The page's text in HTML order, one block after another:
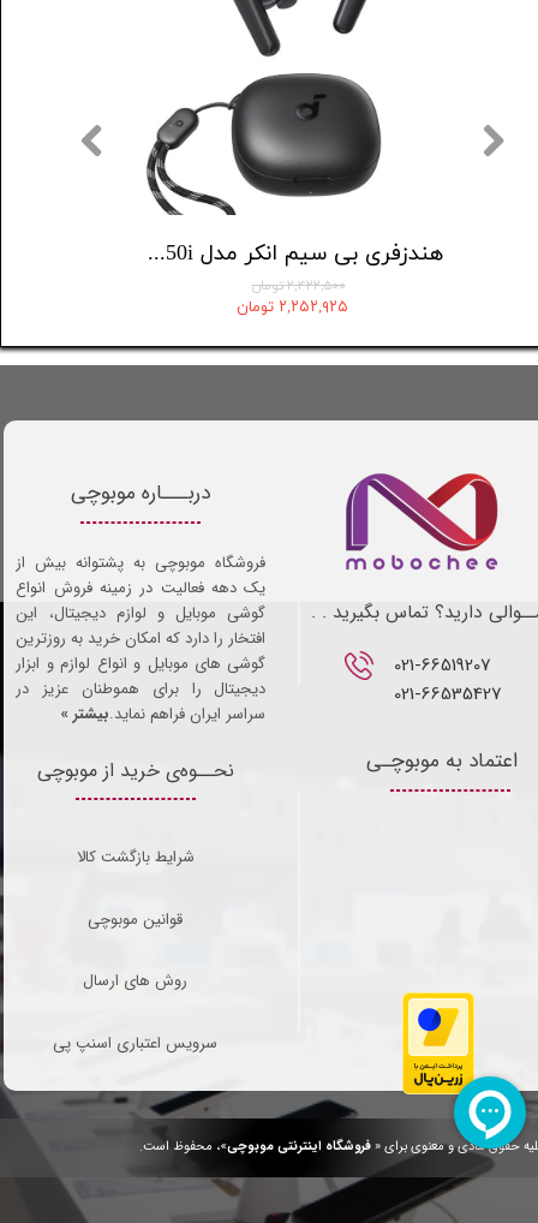
۲,۴۲۲,۵۰۰ تومان
۲,۲۵۲,۹۲۵ تومان
حقوق مادی و معنوی برای «فروشگاه اینترنتی موبوچی»، محفوظ است.
021-66519207​​​​​​​
021-66535427
دارید؟ تماس بگیرید . .
نحــوه‌ی خرید از موبوچی
شرایط بازگشت کالا
قوانین موبوچی
روش های ارسال
سرویس اعتباری اسنپ پی
اعتماد به موبوچـی
دربـــاره موبوچی
فروشگاه موبوچی به پشتوانه بیش از
یک دهه فعالیت در زمینه فروش انواع
گوشی موبایل و لوازم دیجیتال، این
افتخار را دارد که امکان خرید به روزترین
گوشی های موبایل و انواع لوازم و ابزار
دیجیتال را برای هموطنان عزیز در
سراسر ایران فراهم نماید.بیشتر »